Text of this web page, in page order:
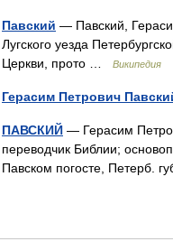
Павский — Павский,
Лугского уезда
Церкви, прото …
Википедия
Герасим Петрович
ПАВСКИЙ — Герасим
переводчик Библии;
Павском погосте, Петерб.